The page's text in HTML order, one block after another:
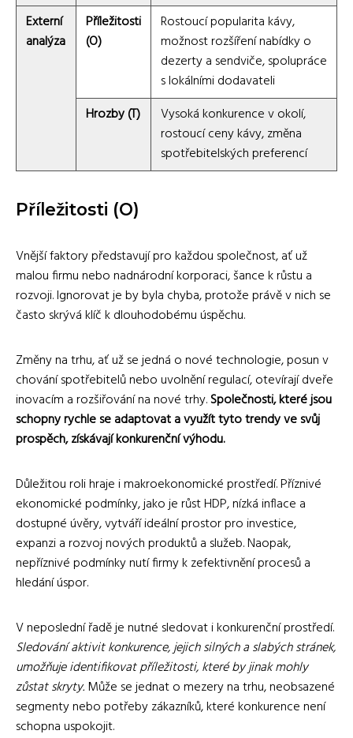
Externí
analýza
Příležitosti
(O)
Rostoucí popularita kávy,
možnost rozšíření nabídky o
dezerty a sendviče, spolupráce
s lokálními dodavateli
Hrozby (T)
Vysoká konkurence v okolí,
rostoucí ceny kávy, změna
spotřebitelských preferencí
Příležitosti (O)
Vnější faktory představují pro každou společnost, ať už
malou firmu nebo nadnárodní korporaci, šance k růstu a
rozvoji. Ignorovat je by byla chyba, protože právě v nich se
často skrývá klíč k dlouhodobému úspěchu.
Změny na trhu, ať už se jedná o nové technologie, posun v
chování spotřebitelů nebo uvolnění regulací, otevírají dveře
inovacím a rozšiřování na nové trhy.Společnosti, které jsou
schopny rychle se adaptovat a využít tyto trendy ve svůj
prospěch, získávají konkurenční výhodu.
Důležitou roli hraje i makroekonomické prostředí. Příznivé
ekonomické podmínky, jako je růst HDP, nízká inflace a
dostupné úvěry, vytváří ideální prostor pro investice,
expanzi a rozvoj nových produktů a služeb. Naopak,
nepříznivé podmínky nutí firmy k zefektivnění procesů a
hledání úspor.
V neposlední řadě je nutné sledovat i konkurenční prostředí.
Sledování aktivit konkurence, jejich silných a slabých stránek,
umožňuje identifikovat příležitosti, které by jinak mohly
zůstat skryty.Může se jednat o mezery na trhu, neobsazené
segmenty nebo potřeby zákazníků, které konkurence není
schopna uspokojit.